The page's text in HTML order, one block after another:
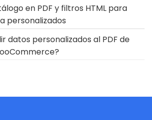
en PDF y filtros HTML para
personalizados
datos personalizados al PDF de